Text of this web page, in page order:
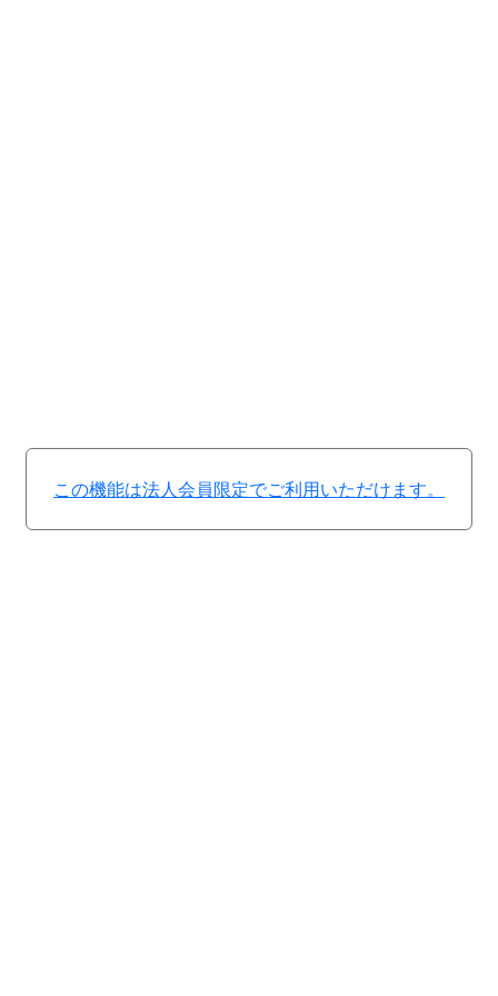
この機能は法人会員限定でご利用いただけます。